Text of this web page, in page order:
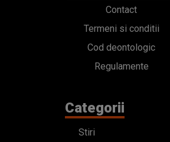
Contact
Termeni si conditii
Cod deontologic
Regulamente
Categorii
Stiri